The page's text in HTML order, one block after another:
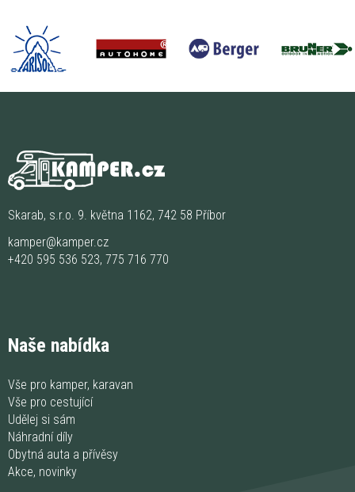
Skarab, s.r.o. 9. května 1162, 742 58 Příbor
kamper@kamper.cz
+420 595 536 523, 775 716 770
Naše nabídka
Vše pro kamper, karavan
Vše pro cestující
Udělej si sám
Náhradní díly
Obytná auta a přívěsy
Akce, novinky